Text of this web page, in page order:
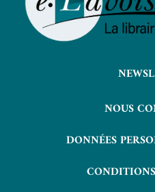
NOUS
DONNÉES